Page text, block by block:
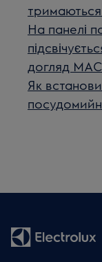
На панелі
догляд
Як